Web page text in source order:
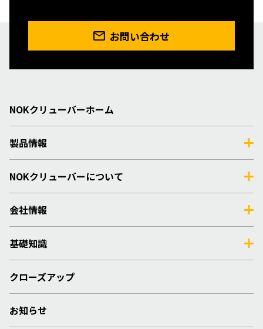
お問い合わせ
NOKクリューバーホーム
製品情報
NOKクリューバーについて
会社情報
基礎知識
クローズアップ
お知らせ